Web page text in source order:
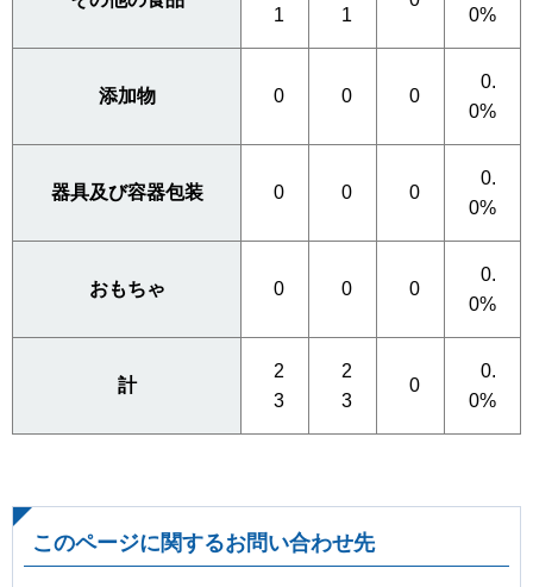
1
1
0%
添加物 0 0 0
0.
0%
器具及び容器包装 0 0 0
0.
0%
おもちゃ 0 0 0
0.
0%
計
2
3
2
3
0
0.
0%
このページに関するお問い合わせ先